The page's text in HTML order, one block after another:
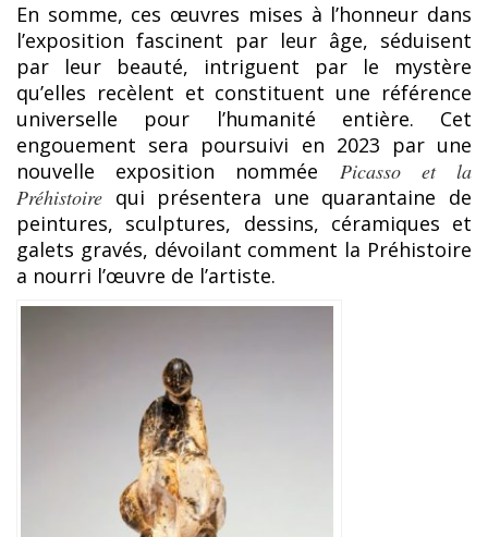
En somme, ces œuvres mises à l’honneur dans
l’exposition fascinent par leur âge, séduisent
par leur beauté, intriguent par le mystère
qu’elles recèlent et constituent une référence
universelle pour l’humanité entière. Cet
engouement sera poursuivi en 2023 par une
nouvelle exposition nommée Picasso et la
Préhistoire qui présentera une quarantaine de
peintures, sculptures, dessins, céramiques et
galets gravés, dévoilant comment la Préhistoire
a nourri l’œuvre de l’artiste.